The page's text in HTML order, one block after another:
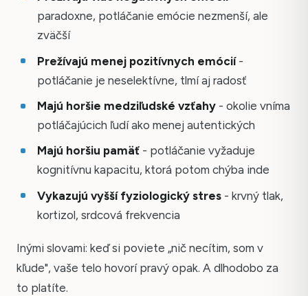
paradoxne, potláčanie emócie nezmenší, ale
zväčší
Prežívajú menej pozitívnych emócií-
potláčanie je neselektívne, tlmí aj radosť
Majú horšie medziľudské vzťahy- okolie vníma
potláčajúcich ľudí ako menej autentických
Majú horšiu pamäť- potláčanie vyžaduje
kognitívnu kapacitu, ktorá potom chýba inde
Vykazujú vyšší fyziologický stres- krvný tlak,
kortizol, srdcová frekvencia
Inými slovami: keď si poviete „nič necítim, som v
kľude", vaše telo hovorí pravý opak. A dlhodobo za
to platíte.